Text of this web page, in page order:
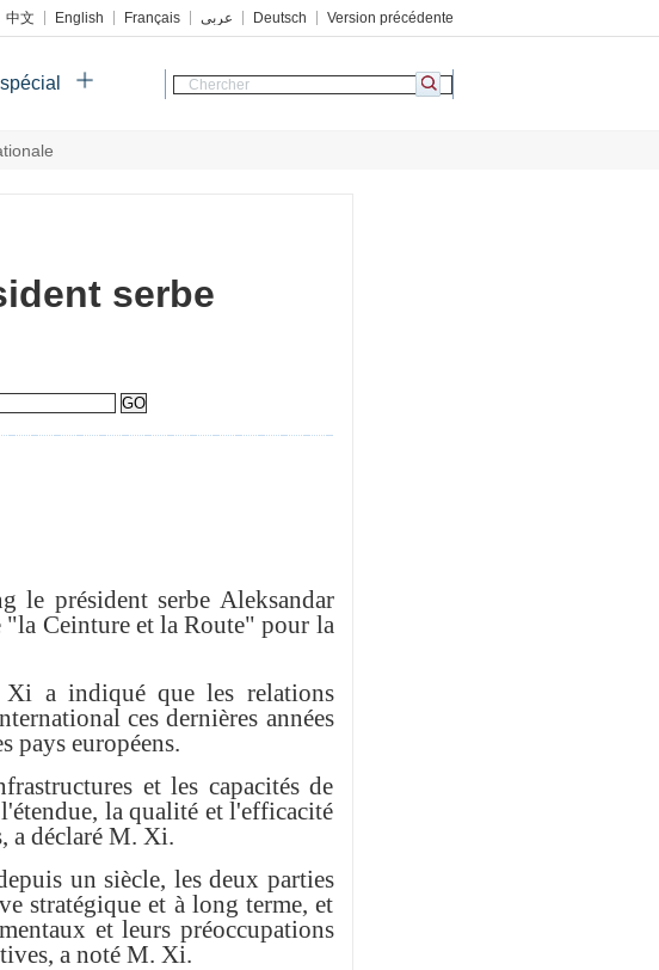
中文 English Français عربي Deutsch Version précédente
serbe
président serbe Aleksandar
Ceinture et la Route" pour la
a indiqué que les relations
ces dernières années
pays européens.
et les capacités de
la qualité et l'efficacité
a déclaré M. Xi.
un siècle, les deux parties
stratégique et à long terme, et
et leurs préoccupations
a noté M. Xi.